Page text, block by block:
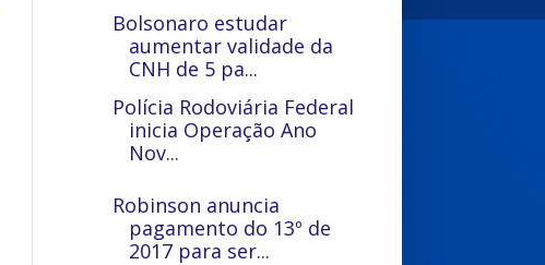
Bolsonaro estudar
aumentar validade da
CNH de 5 pa...
Polícia Rodoviária Federal
inicia Operação Ano
Nov...
Robinson anuncia
pagamento do 13º de
2017 para ser...